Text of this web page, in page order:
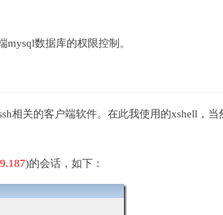
数据库的权限控制。
相关的客户端软件。在此我使用的xshell，当
)的会话，如下：